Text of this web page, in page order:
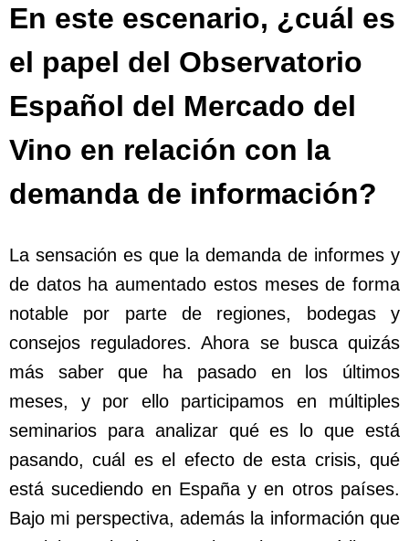
En este escenario, ¿cuál es
el papel del Observatorio
Español del Mercado del
Vino en relación con la
demanda de información?
La sensación es que la demanda de informes y
de datos ha aumentado estos meses de forma
notable por parte de regiones, bodegas y
consejos reguladores. Ahora se busca quizás
más saber que ha pasado en los últimos
meses, y por ello participamos en múltiples
seminarios para analizar qué es lo que está
pasando, cuál es el efecto de esta crisis, qué
está sucediendo en España y en otros países.
Bajo mi perspectiva, además la información que